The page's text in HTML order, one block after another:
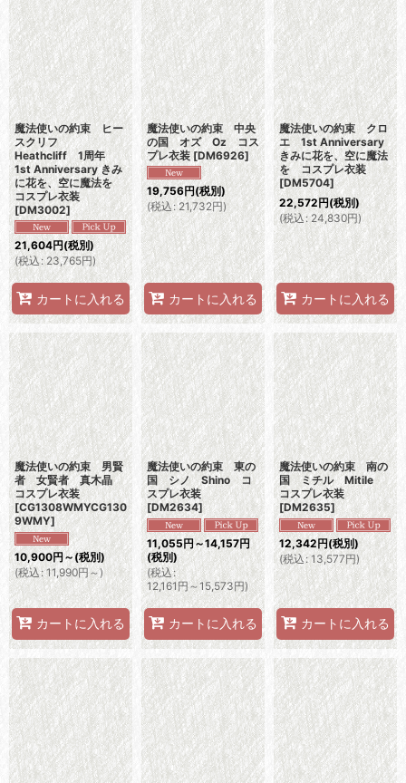
魔法使いの約束 ヒー
スクリフ
Heathcliff 1周年
1st Anniversary きみ
に花を、空に魔法を
コスプレ衣装
[DM3002]
21,604円(税別)
(税込: 23,765円)
カートに入れる
魔法使いの約束 中央
の国 オズ Oz コス
プレ衣装 [DM6926]
19,756円(税別)
(税込: 21,732円)
カートに入れる
魔法使いの約束 クロ
エ 1st Anniversary
きみに花を、空に魔法
を コスプレ衣装
[DM5704]
22,572円(税別)
(税込: 24,830円)
カートに入れる
魔法使いの約束 男賢
者 女賢者 真木晶
コスプレ衣装
[CG1308WMYCG130
9WMY]
10,900円～ (税別)
(税込: 11,990円 ～)
カートに入れる
魔法使いの約束 東の
国 シノ Shino コ
スプレ衣装
[DM2634]
11,055円～14,157円
(税別)
(税込:
12,161円～15,573円)
カートに入れる
魔法使いの約束 南の
国 ミチル Mitile
コスプレ衣装
[DM2635]
12,342円(税別)
(税込: 13,577円)
カートに入れる